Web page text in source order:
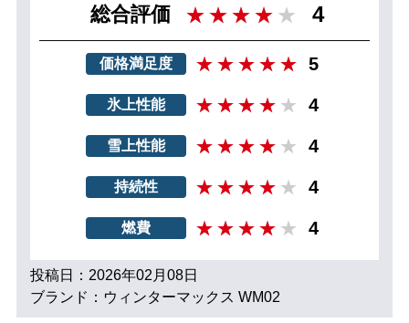
総合評価 4
価格満足度 5
氷上性能 4
雪上性能 4
持続性 4
燃費 4
投稿日：2026年02月08日
ブランド：ウィンターマックス WM02